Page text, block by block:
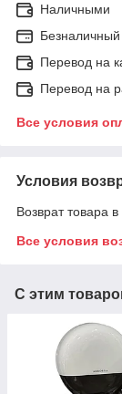
Наличными
Безналичный
Перевод на
Перевод на
Все условия
Условия
Возврат товара
Все условия
С этим